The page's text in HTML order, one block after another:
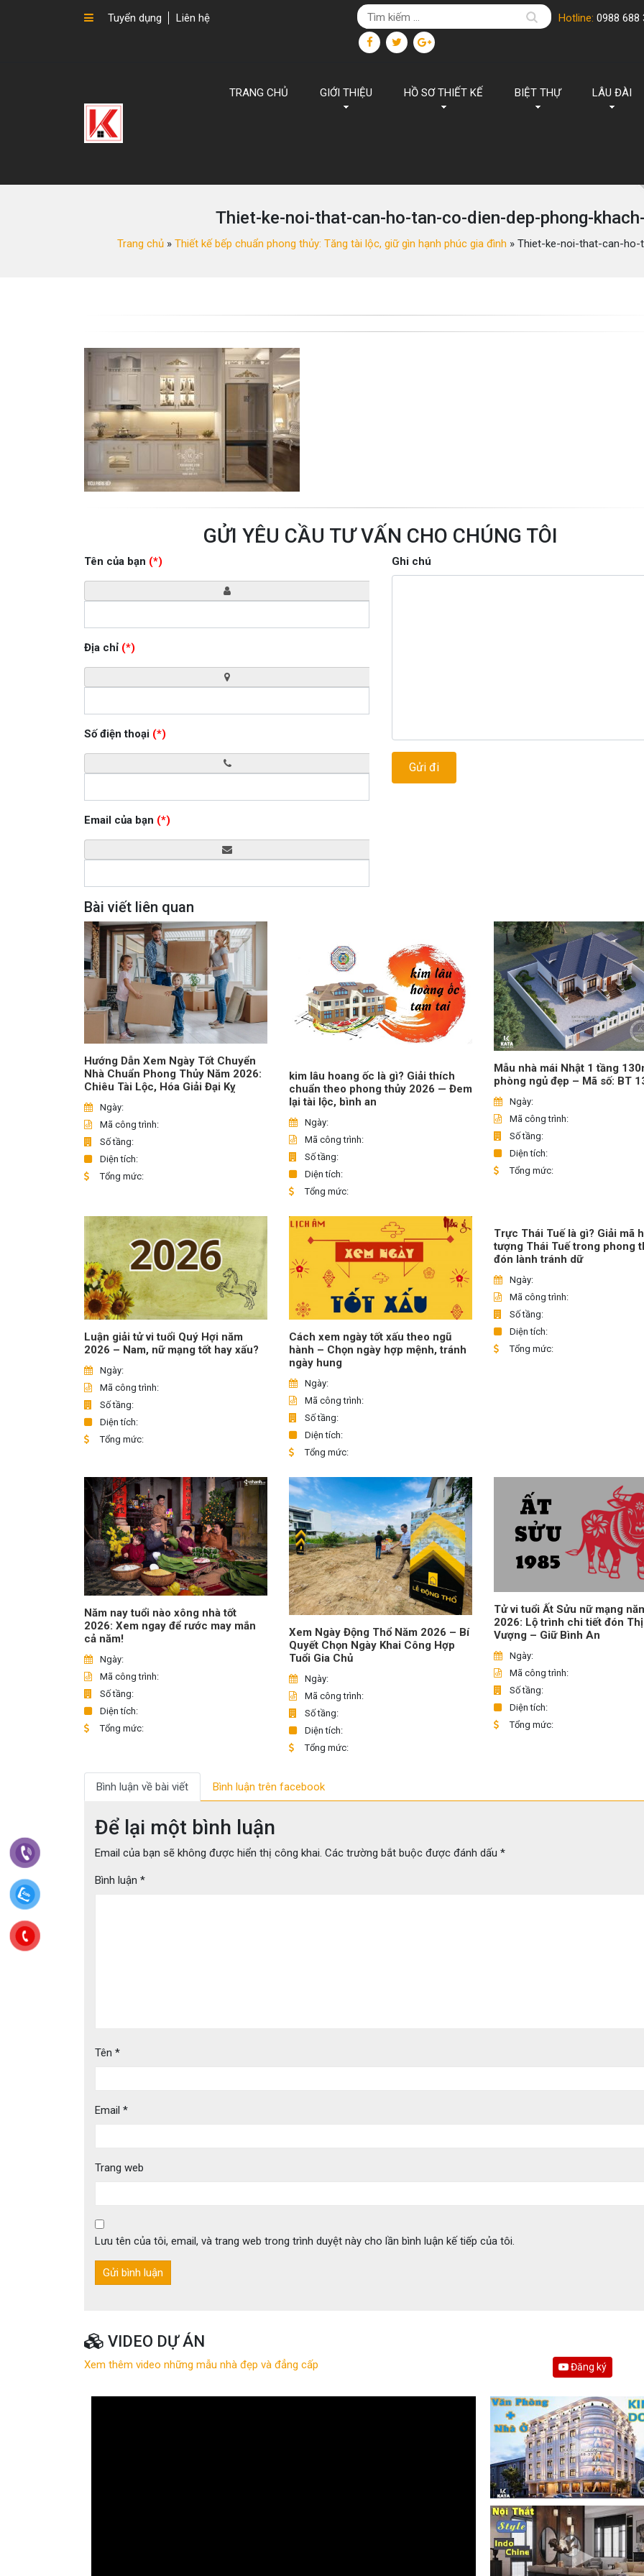
Tuyển dụng Liên hệ Hotline: 0988 688
TRANG CHỦ GIỚI THIỆU HỒ SƠ THIẾT KẾ BIỆT THỰ LÂU ĐÀI
Thiet-ke-noi-that-can-ho-tan-co-dien-dep-phong-
Trang chủ» Thiết kế bếp chuẩn phong thủy: Tăng tài lộc, giữ gìn hạnh phúc gia đình » Thiet-ke-noi-that-can-ho-
GỬI YÊU CẦU TƯ VẤN CHO CHÚNG TÔI
Tên của bạn (*)
Địa chỉ (*)
Số điện thoại (*)
Email của bạn (*)
Ghi chú
Bài viết liên quan
Hướng Dẫn Xem Ngày Tốt Chuyển
Nhà Chuẩn Phong Thủy Năm 2026:
Chiêu Tài Lộc, Hóa Giải Đại Kỵ
Ngày:
Mã công trình:
Số tầng:
Diện tích:
Tổng mức:
kim lâu hoang ốc là gì? Giải thích
chuẩn theo phong thủy 2026 — Đem
lại tài lộc, bình an
Ngày:
Mã công trình:
Số tầng:
Diện tích:
Tổng mức:
Mẫu nhà mái Nhật 1 tầng
phòng ngủ đẹp – Mã số: BT
Ngày:
Mã công trình:
Số tầng:
Diện tích:
Tổng mức:
Luận giải tử vi tuổi Quý Hợi năm
2026 – Nam, nữ mạng tốt hay xấu?
Ngày:
Mã công trình:
Số tầng:
Diện tích:
Tổng mức:
Cách xem ngày tốt xấu theo ngũ
hành – Chọn ngày hợp mệnh, tránh
ngày hung
Ngày:
Mã công trình:
Số tầng:
Diện tích:
Tổng mức:
Trực Thái Tuế là gì? Giải mã
tượng Thái Tuế trong phong
đón lành tránh dữ
Ngày:
Mã công trình:
Số tầng:
Diện tích:
Tổng mức:
Năm nay tuổi nào xông nhà tốt
2026: Xem ngay để rước may mắn
cả năm!
Ngày:
Mã công trình:
Số tầng:
Diện tích:
Tổng mức:
Xem Ngày Động Thổ Năm 2026 – Bí
Quyết Chọn Ngày Khai Công Hợp
Tuổi Gia Chủ
Ngày:
Mã công trình:
Số tầng:
Diện tích:
Tổng mức:
Tử vi tuổi Ất Sửu nữ mạng
2026: Lộ trình chi tiết đón
Vượng – Giữ Bình An
Ngày:
Mã công trình:
Số tầng:
Diện tích:
Tổng mức:
Bình luận về bài viết Bình luận trên facebook
Để lại một bình luận
Email của bạn sẽ không được hiển thị công khai. Các trường bắt buộc được đánh dấu *
Bình luận *
Tên *
Email *
Trang web
Lưu tên của tôi, email, và trang web trong trình duyệt này cho lần bình luận kế tiếp của tôi.
VIDEO DỰ ÁN
Xem thêm video những mẫu nhà đẹp và đẳng cấp Đăng ký